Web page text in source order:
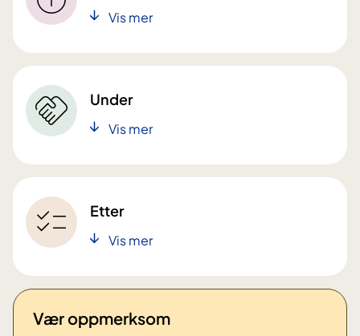
Vis mer
Under
Vis mer
Etter
Vis mer
Vær oppmerksom